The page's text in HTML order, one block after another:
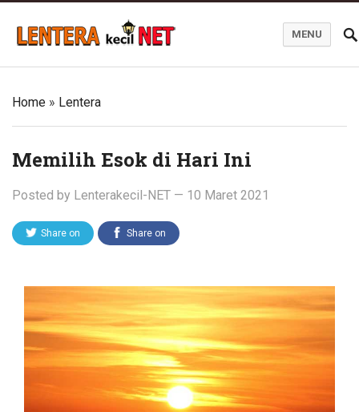
MENU
Home » Lentera
Memilih Esok di Hari Ini
Posted by Lenterakecil-NET — 10 Maret 2021
Share on Share on